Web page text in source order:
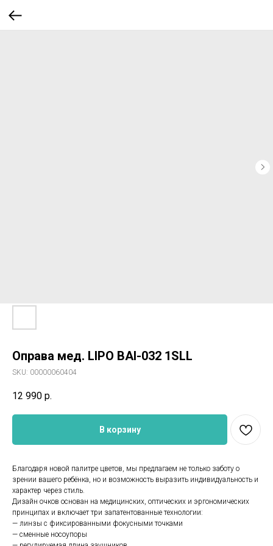
Оправа мед. LIPO BAI-032 1SLL
SKU: 00000060404
12 990 р.
В корзину
Благодаря новой палитре цветов, мы предлагаем не только заботу о
зрении вашего ребёнка, но и возможность выразить индивидуальность и
характер через стиль.
Дизайн очков основан на медицинских, оптических и эргономических
принципах и включает три запатентованные технологии:
— линзы с фиксированными фокусными точками
— сменные носоупоры